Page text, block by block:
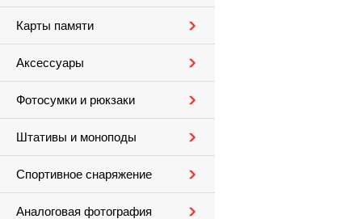
Карты памяти
Аксессуары
Фотосумки и рюкзаки
Штативы и моноподы
Спортивное снаряжение
Аналоговая фотография